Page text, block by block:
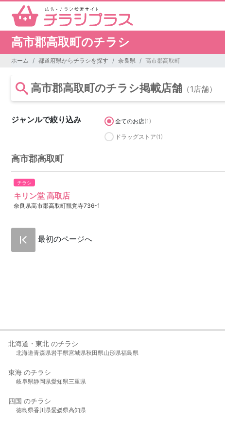
高市郡高取町のチラシ
ホーム 都道府県からチラシを探す 奈良県 高市郡高取町
高市郡高取町のチラシ掲載店舗 （1店舗）
ジャンルで絞り込み 全てのお店(1)
ドラッグストア(1)
高市郡高取町
チラシ
キリン堂 高取店
奈良県高市郡高取町観覚寺736-1
最初のページへ
北海道・東北 のチラシ
北海道青森県岩手県宮城県秋田県山形県福島県
東海 のチラシ
岐阜県静岡県愛知県三重県
四国 のチラシ
徳島県香川県愛媛県高知県